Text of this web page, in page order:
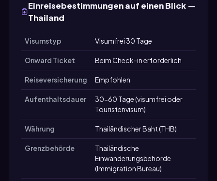
Einreisebestimmungen auf einen Blick —
Thailand
Visumstyp Visumfrei 30 Tage
Onward Ticket Beim Check-in erforderlich
Reiseversicherung Empfohlen
Aufenthaltsdauer
30-60 Tage (visumfrei oder
Touristenvisum)
Währung Thailändischer Baht (THB)
Grenzbehörde
Thailändische
Einwanderungsbehörde
(Immigration Bureau)